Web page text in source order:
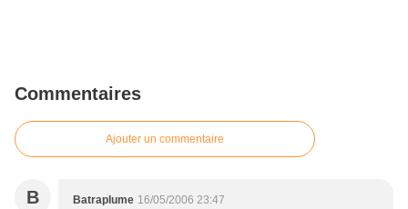
Commentaires
Ajouter un commentaire
B Batraplume 16/05/2006 23:47